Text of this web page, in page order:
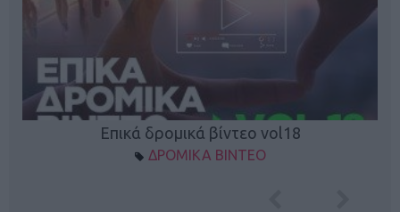
Επικά δρομικά βίντεο vol18
ΔΡΟΜΙΚΑ ΒΙΝΤΕΟ